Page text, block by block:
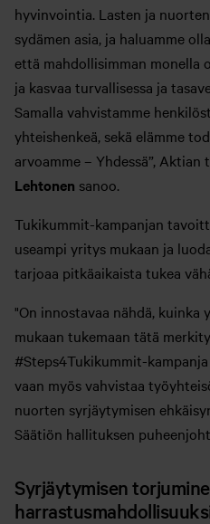
hyvinvointia. Lasten ja
sydämen asia, ja haluamme
että mahdollisimman monella
ja kasvaa turvallisessa ja
Samalla vahvistamme
yhteishenkeä, sekä elämme
arvoamme – Yhdessä”,
Lehtonen sanoo.
Tukikummit-kampanjan
useampi yritys mukaan ja
tarjoaa pitkäaikaista tukea
"On innostavaa nähdä, kuinka
mukaan tukemaan tätä
#Steps4Tukikummit-
vaan myös vahvistaa
nuorten syrjäytymisen
Säätiön hallituksen
Syrjäytymisen